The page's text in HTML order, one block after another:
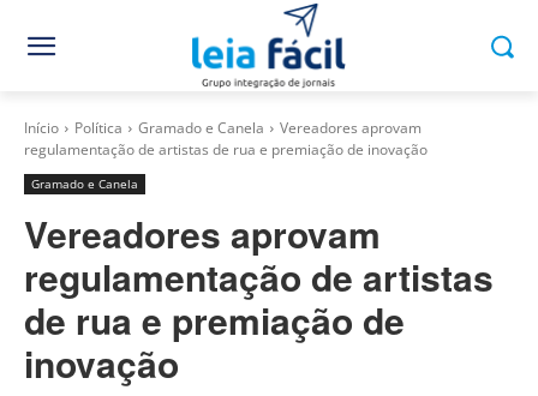
Início Política Gramado e Canela
Vereadores aprovam
regulamentação de artistas de rua e premiação de inovação
Gramado e Canela
Vereadores aprovam
regulamentação de artistas
de rua e premiação de
inovação